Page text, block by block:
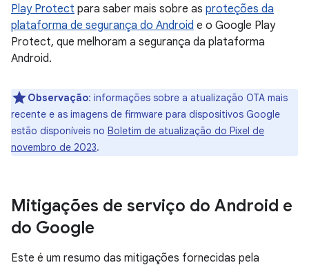
Play Protect para saber mais sobre as proteções da
plataforma de segurança do Android e o Google Play
Protect, que melhoram a segurança da plataforma
Android.
Observação: informações sobre a atualização OTA mais
recente e as imagens de firmware para dispositivos Google
estão disponíveis no Boletim de atualização do Pixel de
novembro de 2023.
Mitigações de serviço do Android e
do Google
Este é um resumo das mitigações fornecidas pela